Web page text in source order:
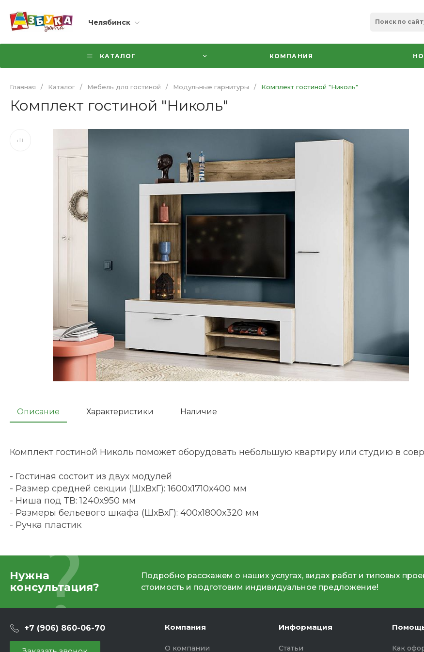
Челябинск
КАТАЛОГ КОМПАНИЯ
Главная / Каталог / Мебель для гостиной / Модульные гарнитуры / Комплект гостиной "Николь"
Комплект гостиной "Николь"
Описание Характеристики Наличие
Комплект гостиной Николь поможет оборудовать небольшую квартиру или студию в
- Гостиная состоит из двух модулей
- Размер средней секции (ШхВхГ): 1600х1710х400 мм
- Ниша под ТВ: 1240х950 мм
- Размеры бельевого шкафа (ШхВхГ): 400х1800х320 мм
- Ручка пластик
Нужна
консультация?
Подробно расскажем о наших услугах, видах работ и типовых
стоимость и подготовим индивидуальное предложение!
+7 (906) 860-06-70 Компания
О компании
Информация
Статьи Как